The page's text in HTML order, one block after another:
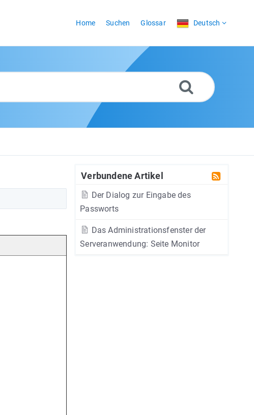
Home Suchen Glossar Deutsch
Verbundene Artikel
Der Dialog zur Eingabe des
Passworts
Das Administrationsfenster der
Serveranwendung: Seite Monitor